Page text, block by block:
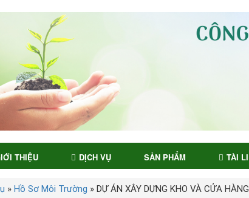
THIỆU DỊCH VỤ SẢN PHẨM TÀI
» Hồ Sơ Môi Trường » DỰ ÁN XÂY DỰNG KHO VÀ CỬA